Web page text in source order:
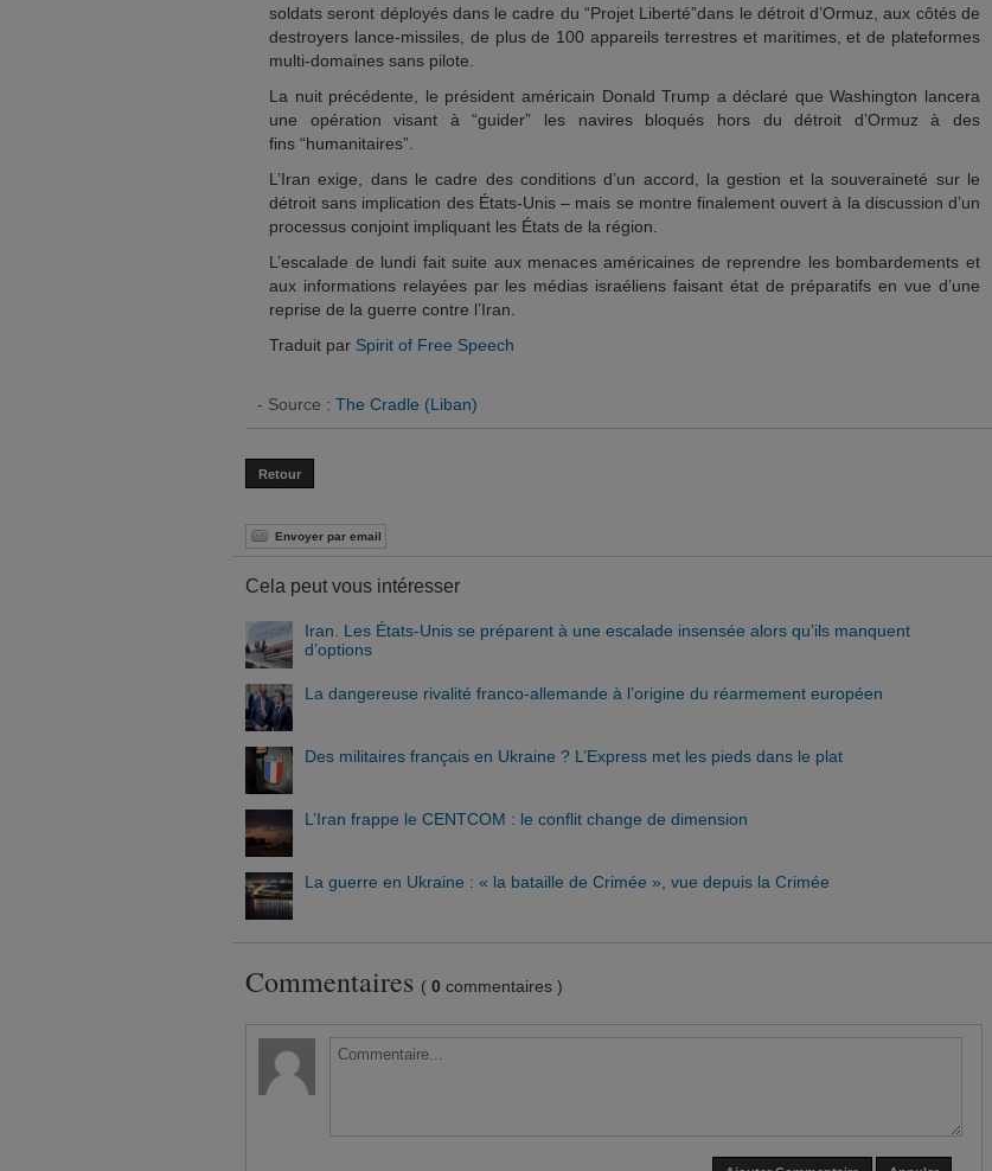
soldats seront déployés dans le cadre du “Projet Liberté”dans le détroit d’Ormuz, aux côtés de
destroyers lance-missiles, de plus de 100 appareils terrestres et maritimes, et de plateformes
multi-domaines sans pilote.
La nuit précédente, le président américain Donald Trump a déclaré que Washington lancera
une opération visant à “guider” les navires bloqués hors du détroit d’Ormuz à des
fins “humanitaires”.
L’Iran exige, dans le cadre des conditions d’un accord, la gestion et la souveraineté sur le
détroit sans implication des États-Unis – mais se montre finalement ouvert à la discussion d’un
processus conjoint impliquant les États de la région.
L’escalade de lundi fait suite aux menaces américaines de reprendre les bombardements et
aux informations relayées par les médias israéliens faisant état de préparatifs en vue d’une
reprise de la guerre contre l’Iran.
Traduit par Spirit of Free Speech
- Source : The Cradle (Liban)
Retour
Envoyer par email
Cela peut vous intéresser
Iran. Les États-Unis se préparent à une escalade insensée alors qu’ils manquent
d’options
La dangereuse rivalité franco-allemande à l’origine du réarmement européen
Des militaires français en Ukraine ? L’Express met les pieds dans le plat
L’Iran frappe le CENTCOM : le conflit change de dimension
La guerre en Ukraine : « la bataille de Crimée », vue depuis la Crimée
Commentaires ( 0 commentaires )